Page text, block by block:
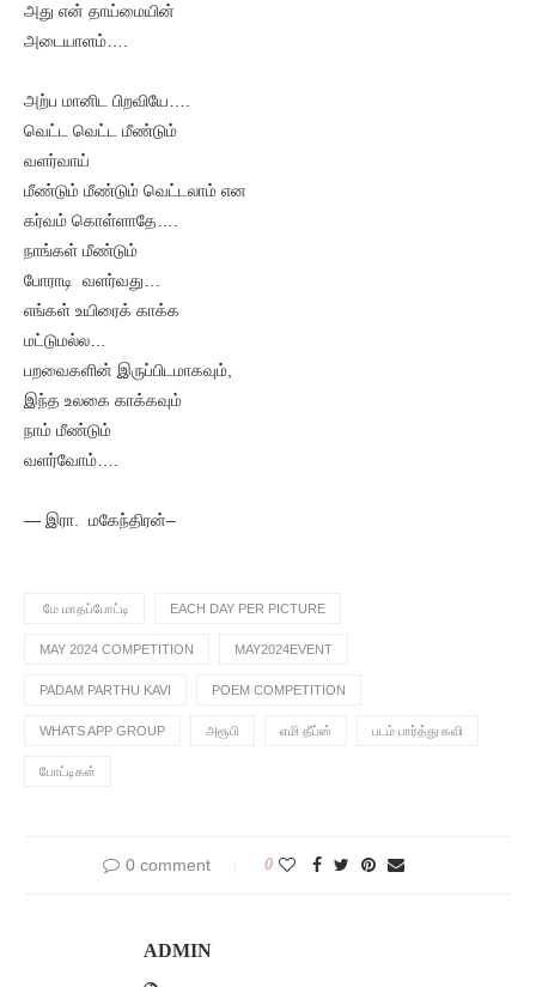
அது என் தாய்மையின்
அடையாளம்….
அற்ப மானிட பிறவியே….
வெட்ட வெட்ட மீண்டும்
வளர்வாய்
மீண்டும் மீண்டும் வெட்டலாம் என
கர்வம் கொள்ளாதே….
நாங்கள் மீண்டும்
போராடி வளர்வது…
எங்கள் உயிரைக் காக்க
மட்டுமல்ல…
பறவைகளின் இருப்பிடமாகவும்,
இந்த உலகை காக்கவும்
நாம் மீண்டும்
வளர்வோம்….
— இரா. மகேந்திரன்–
மே மாதப்போட்டி EACH DAY PER PICTURE
MAY 2024 COMPETITION MAY2024EVENT
PADAM PARTHU KAVI POEM COMPETITION
WHATS APP GROUP அரூபி எமி தீப்ஸ் படம் பார்த்து கவி
போட்டிகள்
0 comment 0
ADMIN